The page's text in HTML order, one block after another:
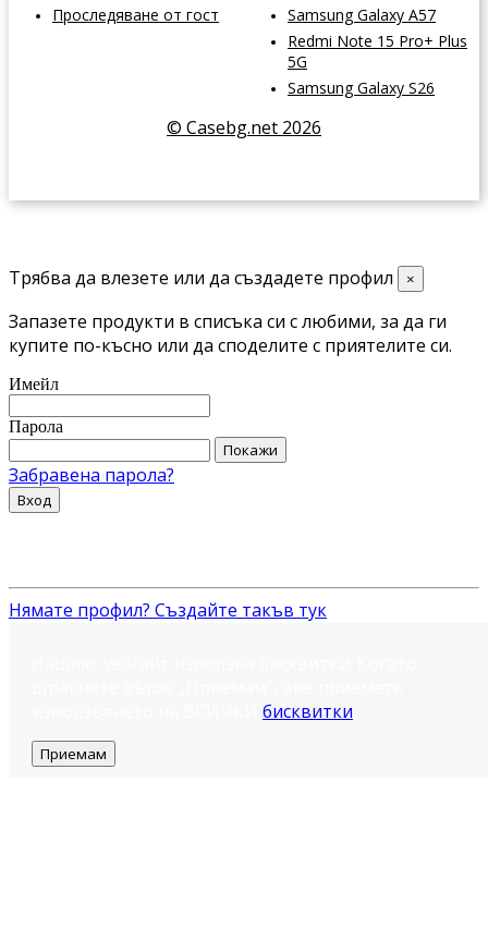
Проследяване от гост
Samsung Galaxy A57
Redmi Note 15 Pro+ Plus
5G
Samsung Galaxy S26
© Casebg.net 2026
Трябва да влезете или да създадете профил ×
Запазете продукти в списъка си с любими, за да ги
купите по-късно или да споделите с приятелите си.
Имейл
Парола
Покажи
Забравена парола?
Вход
Нямате профил? Създайте такъв тук
бисквитки
Приемам